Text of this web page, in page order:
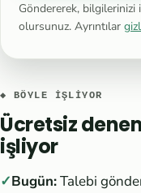
Göndererek, bilgilerinizi
olursunuz. Ayrıntılar
◆ BÖYLE IŞLIYOR
Ücretsiz
işliyor
Bugün:Talebi